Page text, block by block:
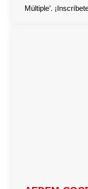
Múltiple’.